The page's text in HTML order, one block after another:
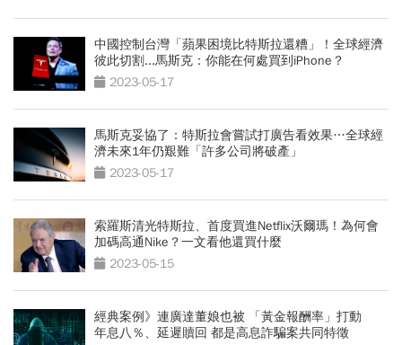
中國控制台灣「蘋果困境比特斯拉還糟」！全球經濟
彼此切割...馬斯克：你能在何處買到iPhone？
2023-05-17
馬斯克妥協了：特斯拉會嘗試打廣告看效果…全球經
濟未來1年仍艱難「許多公司將破產」
2023-05-17
索羅斯清光特斯拉、首度買進Netflix沃爾瑪！為何會
加碼高通Nike？一文看他還買什麼
2023-05-15
經典案例》連廣達董娘也被 「黃金報酬率」打動
年息八％、延遲贖回 都是高息詐騙案共同特徵